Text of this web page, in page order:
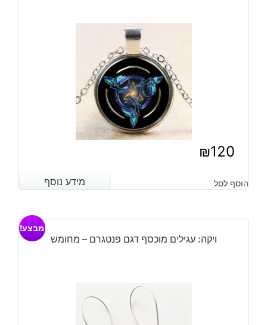
₪120
מידע נוסף הוסף לסל מידע נוסף
ויקה: עגילים מוכסף דגם פנטגרם – מחומש
מבצע!